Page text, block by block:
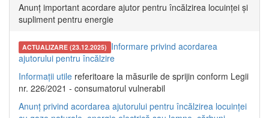
Anunț important acordare ajutor pentru încălzirea locuinței și
supliment pentru energie
ACTUALIZARE (23.12.2025) Informare privind acordarea
ajutorului pentru încălzire
Informații utile referitoare la măsurile de sprijin conform Legii
nr. 226/2021 - consumatorul vulnerabil
Anunț privind acordarea ajutorului pentru încălzirea locuinței